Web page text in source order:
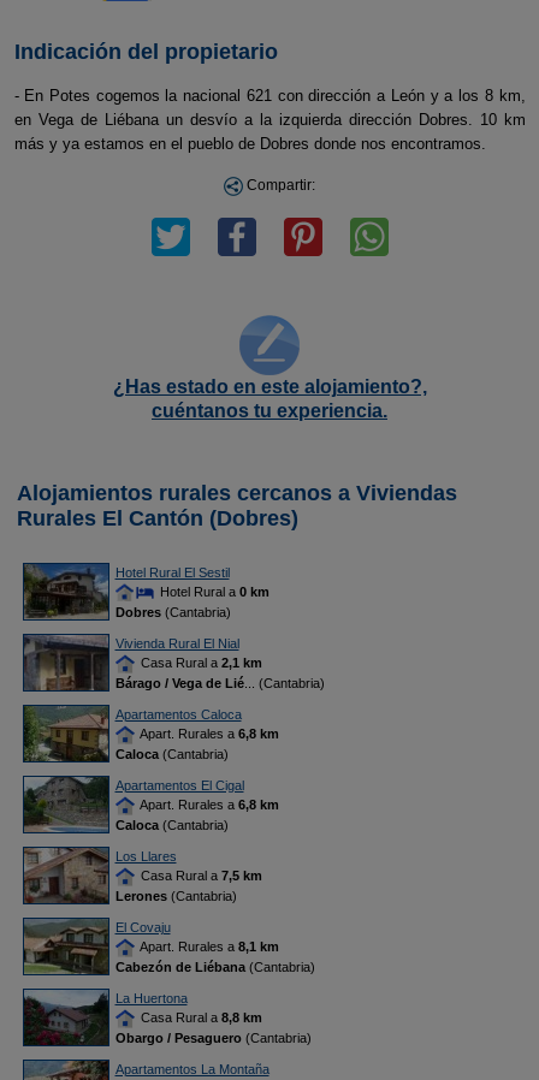
Indicación del propietario
- En Potes cogemos la nacional 621 con dirección a León y a los 8 km,
en Vega de Liébana un desvío a la izquierda dirección Dobres. 10 km
más y ya estamos en el pueblo de Dobres donde nos encontramos.
Compartir:
¿Has estado en este alojamiento?,
cuéntanos tu experiencia.
Alojamientos rurales cercanos a Viviendas
Rurales El Cantón (Dobres)
Hotel Rural El Sestil
Hotel Rural a 0 km
Dobres(Cantabria)
Vivienda Rural El Nial
Casa Rural a 2,1 km
Bárago / Vega de Lié... (Cantabria)
Apartamentos Caloca
Apart. Rurales a 6,8 km
Caloca(Cantabria)
Apartamentos El Cigal
Apart. Rurales a 6,8 km
Caloca(Cantabria)
Los Llares
Casa Rural a 7,5 km
Lerones(Cantabria)
El Covaju
Apart. Rurales a 8,1 km
Cabezón de Liébana(Cantabria)
La Huertona
Casa Rural a 8,8 km
Obargo / Pesaguero(Cantabria)
Apartamentos La Montaña